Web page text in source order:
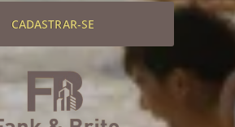
CADASTRAR-SE